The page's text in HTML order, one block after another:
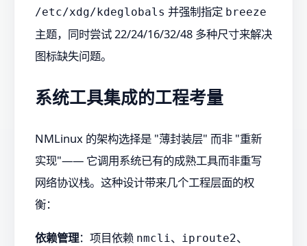
/etc/xdg/kdeglobals 并强制指定 breeze
主题，同时尝试 22/24/16/32/48 多种尺寸来解决
图标缺失问题。
系统工具集成的工程考量
NMLinux 的架构选择是 "薄封装层" 而非 "重新
实现"—— 它调用系统已有的成熟工具而非重写
网络协议栈。这种设计带来几个工程层面的权
衡：
依赖管理：项目依赖 nmcli、 iproute2、